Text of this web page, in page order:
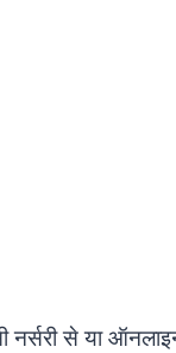
नर्सरी से या